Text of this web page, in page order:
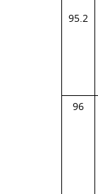
95.2
96